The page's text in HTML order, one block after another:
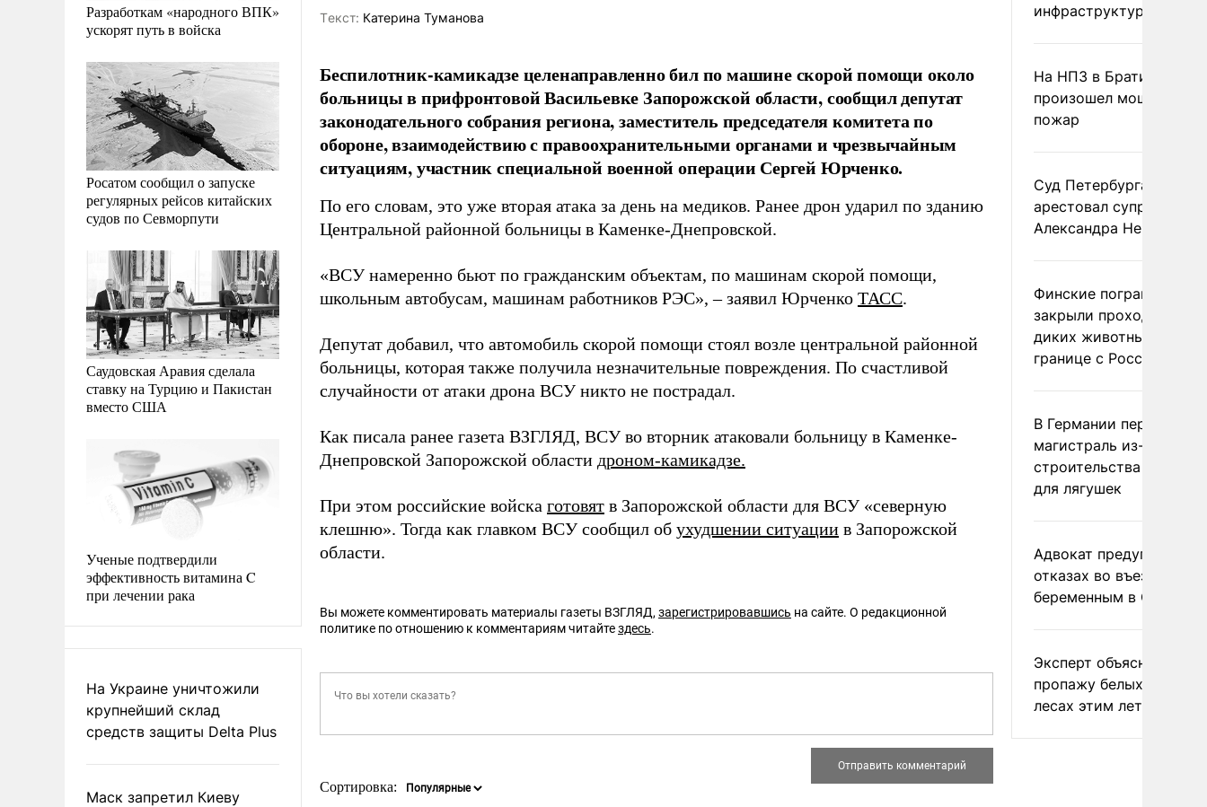
Разработкам «народного ВПК»
ускорят путь в войска
Росатом сообщил о запуске
регулярных рейсов китайских
судов по Севморпути
Саудовская Аравия сделала
ставку на Турцию и Пакистан
вместо США
Ученые подтвердили
эффективность витамина C
при лечении рака
На Украине уничтожили
крупнейший склад
средств защиты Delta Plus
Маск запретил Киеву
Tекст: Катерина Туманова
Беспилотник-камикадзе целенаправленно бил по машине скорой помощи около
больницы в прифронтовой Васильевке Запорожской области, сообщил депутат
законодательного собрания региона, заместитель председателя комитета по
обороне, взаимодействию с правоохранительными органами и чрезвычайным
ситуациям, участник специальной военной операции Сергей Юрченко.
По его словам, это уже вторая атака за день на медиков. Ранее дрон ударил по зданию
Центральной районной больницы в Каменке-Днепровской.
«ВСУ намеренно бьют по гражданским объектам, по машинам скорой помощи,
школьным автобусам, машинам работников РЭС», – заявил Юрченко ТАСС.
Депутат добавил, что автомобиль скорой помощи стоял возле центральной районной
больницы, которая также получила незначительные повреждения. По счастливой
случайности от атаки дрона ВСУ никто не пострадал.
Как писала ранее газета ВЗГЛЯД, ВСУ во вторник атаковали больницу в Каменке-
Днепровской Запорожской области дроном-камикадзе.
При этом российские войска готовят в Запорожской области для ВСУ «северную
клешню». Тогда как главком ВСУ сообщил об ухудшении ситуации в Запорожской
области.
Вы можете комментировать материалы газеты ВЗГЛЯД, зарегистрировавшись на сайте. О редакционной
политике по отношению к комментариям читайтездесь.
Сортировка:
инфраструктуры
На НПЗ в Братиславе
произошел мощный
пожар
Суд Петербурга заочно
арестовал супругу
Александра Невзорова
Финские пограничники
закрыли проходы для
диких животных на
границе с Россией
В Германии перекрыли
магистраль из-за
строительства
для лягушек
Адвокат предупредил
отказах во въезде
беременным в США
Эксперт объяснил
пропажу белых грибов
лесах этим летом